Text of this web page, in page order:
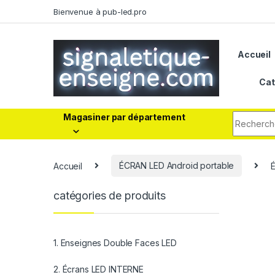
Bienvenue à pub-led.pro
Accueil
Magasiner par département
Accueil ÉCRAN LED Android portable
catégories de produits
1. Enseignes Double Faces LED
2. Écrans LED INTERNE